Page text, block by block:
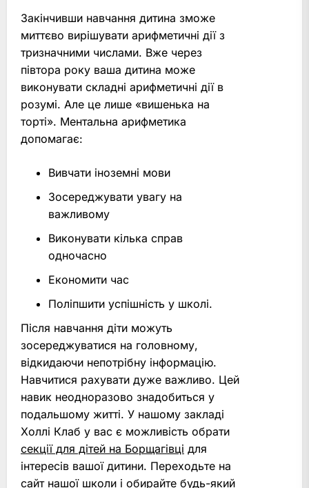
Закінчивши навчання дитина зможе
миттєво вирішувати арифметичні дії з
тризначними числами. Вже через
півтора року ваша дитина може
виконувати складні арифметичні дії в
розумі. Але це лише «вишенька на
торті». Ментальна арифметика
допомагає:
Вивчати іноземні мови
Зосереджувати увагу на
важливому
Виконувати кілька справ
одночасно
Економити час
Поліпшити успішність у школі.
Після навчання діти можуть
зосереджуватися на головному,
відкидаючи непотрібну інформацію.
Навчитися рахувати дуже важливо. Цей
навик неодноразово знадобиться у
подальшому житті. У нашому закладі
Холлі Клаб у вас є можливість обрати
секції для дітей на Борщагівці для
інтересів вашої дитини. Переходьте на
сайт нашої школи і обирайте будь-який